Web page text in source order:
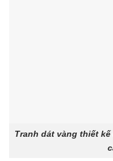
Tranh dát vàng thiết